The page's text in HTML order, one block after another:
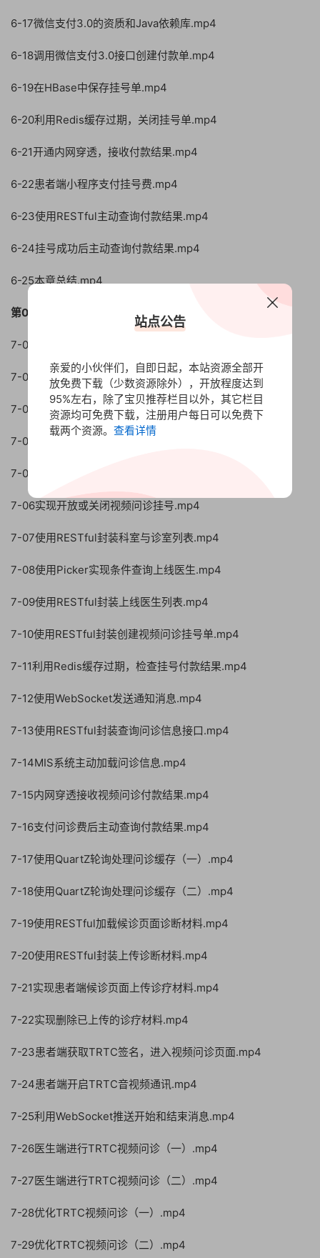
6-17微信支付3.0的资质和Java依赖库.mp4
6-18调用微信支付3.0接口创建付款单.mp4
6-19在HBase中保存挂号单.mp4
6-20利用Redis缓存过期，关闭挂号单.mp4
6-21开通内网穿透，接收付款结果.mp4
6-22患者端小程序支付挂号费.mp4
6-23使用RESTful主动查询付款结果.mp4
6-24挂号成功后主动查询付款结果.mp4
6-25本章总结.mp4
第07章基于TRTC实现视频问诊
7-01本章介绍.mp4
7-02开通腾讯云TRTC音视频服务.mp4
7-03医生端初始化，获取TRTC签名.mp4
7-04实现Web端医生上线与下线（一）.mp4
7-05实现Web端医生上线与下线（二）.mp4
7-06实现开放或关闭视频问诊挂号.mp4
7-07使用RESTful封装科室与诊室列表.mp4
7-08使用Picker实现条件查询上线医生.mp4
7-09使用RESTful封装上线医生列表.mp4
7-10使用RESTful封装创建视频问诊挂号单.mp4
7-11利用Redis缓存过期，检查挂号付款结果.mp4
7-12使用WebSocket发送通知消息.mp4
7-13使用RESTful封装查询问诊信息接口.mp4
7-14MIS系统主动加载问诊信息.mp4
7-15内网穿透接收视频问诊付款结果.mp4
7-16支付问诊费后主动查询付款结果.mp4
7-17使用QuartZ轮询处理问诊缓存（一）.mp4
7-18使用QuartZ轮询处理问诊缓存（二）.mp4
7-19使用RESTful加载候诊页面诊断材料.mp4
7-20使用RESTful封装上传诊断材料.mp4
7-21实现患者端候诊页面上传诊疗材料.mp4
7-22实现删除已上传的诊疗材料.mp4
7-23患者端获取TRTC签名，进入视频问诊页面.mp4
7-24患者端开启TRTC音视频通讯.mp4
7-25利用WebSocket推送开始和结束消息.mp4
7-26医生端进行TRTC视频问诊（一）.mp4
7-27医生端进行TRTC视频问诊（二）.mp4
7-28优化TRTC视频问诊（一）.mp4
7-29优化TRTC视频问诊（二）.mp4
站点公告
亲爱的小伙伴们，自即日起，本站资源全部开
放免费下载（少数资源除外），开放程度达到
95%左右，除了宝贝推荐栏目以外，其它栏目
资源均可免费下载，注册用户每日可以免费下
载两个资源。 查看详情